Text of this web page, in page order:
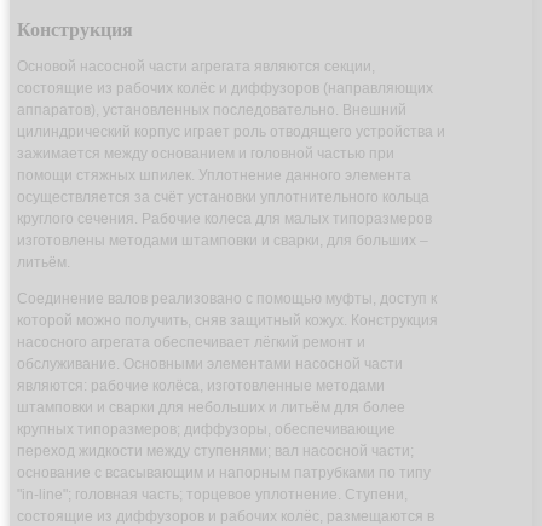
Конструкция
Основой насосной части агрегата являются секции,
состоящие из рабочих колёс и диффузоров (направляющих
аппаратов), установленных последовательно. Внешний
цилиндрический корпус играет роль отводящего устройства и
зажимается между основанием и головной частью при
помощи стяжных шпилек. Уплотнение данного элемента
осуществляется за счёт установки уплотнительного кольца
круглого сечения. Рабочие колеса для малых типоразмеров
изготовлены методами штамповки и сварки, для больших –
литьём.
Соединение валов реализовано с помощью муфты, доступ к
которой можно получить, сняв защитный кожух. Конструкция
насосного агрегата обеспечивает лёгкий ремонт и
обслуживание. Основными элементами насосной части
являются: рабочие колёса, изготовленные методами
штамповки и сварки для небольших и литьём для более
крупных типоразмеров; диффузоры, обеспечивающие
переход жидкости между ступенями; вал насосной части;
основание с всасывающим и напорным патрубками по типу
"in-line"; головная часть; торцевое уплотнение. Ступени,
состоящие из диффузоров и рабочих колёс, размещаются в